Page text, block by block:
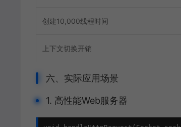
创建10,000线程时间
上下文切换开销
六、实际应用场景
1. 高性能Web服务器